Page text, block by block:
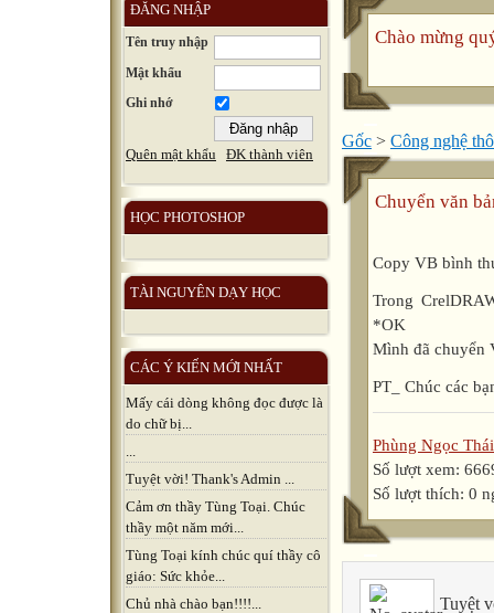
ĐĂNG NHẬP
Tên truy nhập
Mật khẩu
Ghi nhớ
Quên mật khẩu ĐK thành viên
HỌC PHOTOSHOP
TÀI NGUYÊN DẠY HỌC
CÁC Ý KIẾN MỚI NHẤT
Mấy cái dòng không đọc được là
do chữ bị...
...
Tuyệt vời! Thank's Admin ...
Cảm ơn thầy Tùng Toại. Chúc
thầy một năm mới...
Tùng Toại kính chúc quí thầy cô
giáo: Sức khỏe...
Chủ nhà chào bạn!!!!...
Chào mừng
Gốc > Công nghệ
Chuyển văn
Copy VB bình
Trong
*OK
Mình đã chuyển
PT_ Chúc các
Phùng Ngọc Thái
Số lượt xem:
Số lượt thích: 0
Tuyệt